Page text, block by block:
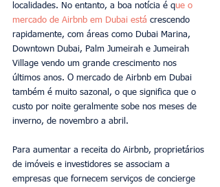
localidades. No entanto, a boa notícia é que o
mercado de Airbnb em Dubai está crescendo
rapidamente, com áreas como Dubai Marina,
Downtown Dubai, Palm Jumeirah e Jumeirah
Village vendo um grande crescimento nos
últimos anos. O mercado de Airbnb em Dubai
também é muito sazonal, o que significa que o
custo por noite geralmente sobe nos meses de
inverno, de novembro a abril.
Para aumentar a receita do Airbnb, proprietários
de imóveis e investidores se associam a
empresas que fornecem serviços de concierge